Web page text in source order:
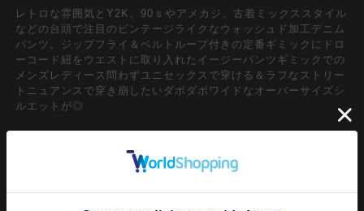
レトロな雰囲気とY2K、90ｓやアメカジ、古着ミックススタイル
などの台頭で注目のビンテージライクなウォッシュド加工デニム
パンツ。ジップフライ＆ベルトループ付きの定番ギミックにドロ
ーコード紐をウエストに取り入れたイージーパンツギミックでの
メンズレディース問わずユニセックスで穿ける＆ラフなストリー
トニュアンスで穿き崩したいダボダボワイドなオーバーサイズシ
ルエットが◎
ｓムード直系のクラシックな空気感を、ジップファスナーで取り
外し可能なギミックで取り入れたスタイルがグッドムード。極端